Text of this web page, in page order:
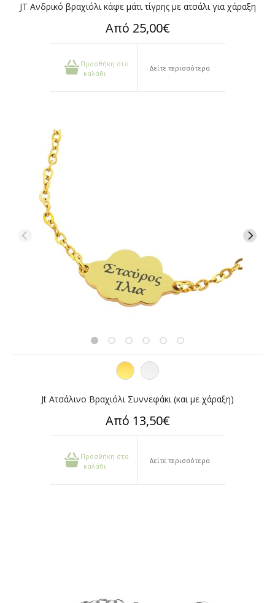
JT Ανδρικό βραχιόλι κάφε μάτι τίγρης με ατσάλι για χάραξη
Από 25,00€
Προσθήκη στο
καλάθι
Δείτε περισσότερα
Jt Ατσάλινο Βραχιόλι Συννεφάκι (και με χάραξη)
Από 13,50€
Προσθήκη στο
καλάθι
Δείτε περισσότερα